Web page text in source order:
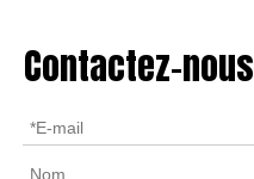
Contactez-nous